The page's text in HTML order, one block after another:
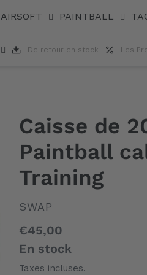
AIRSOFT PAINTBALL
De retour en stock Les
Caisse de
Paintball
Training
DISTRIBUTEUR
SWAP
Prix
normal
€45,00
En stock
Taxes incluses.